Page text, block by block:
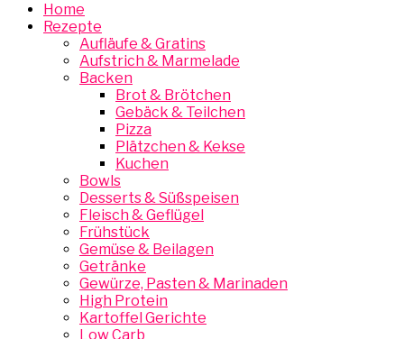
Home
Rezepte
Aufläufe & Gratins
Aufstrich & Marmelade
Backen
Brot & Brötchen
Gebäck & Teilchen
Pizza
Plätzchen & Kekse
Kuchen
Bowls
Desserts & Süßspeisen
Fleisch & Geflügel
Frühstück
Gemüse & Beilagen
Getränke
Gewürze, Pasten & Marinaden
High Protein
Kartoffel Gerichte
Low Carb